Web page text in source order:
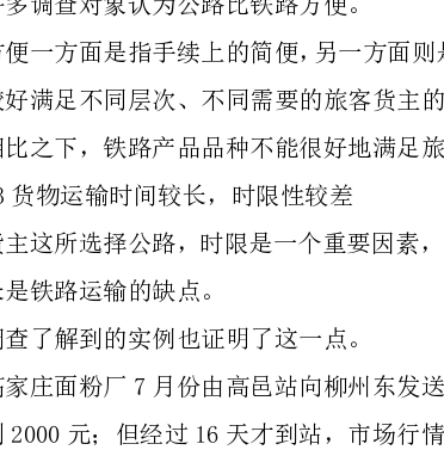
24承运手续较为繁琐
相比之下，公路运输的手续则简便得多。
23货物运输时间较长，时限性较差
时间长是铁路运输的缺点。
霸州相隔一站，9月5日才挂到霸州交付。